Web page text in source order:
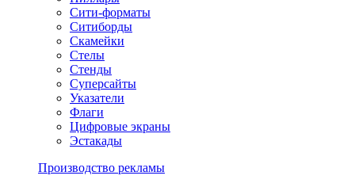
Сити-форматы
Ситиборды
Скамейки
Стелы
Стенды
Суперсайты
Указатели
Флаги
Цифровые экраны
Эстакады
Производство рекламы